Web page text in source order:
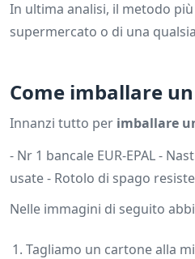
In ultima analisi, il metodo
supermercato o di una
Come imballare
Innanzi tutto per imballare
- Nr 1 bancale EUR-EPAL -
usate - Rotolo di spago
Nelle immagini di seguito
Tagliamo un cartone alla